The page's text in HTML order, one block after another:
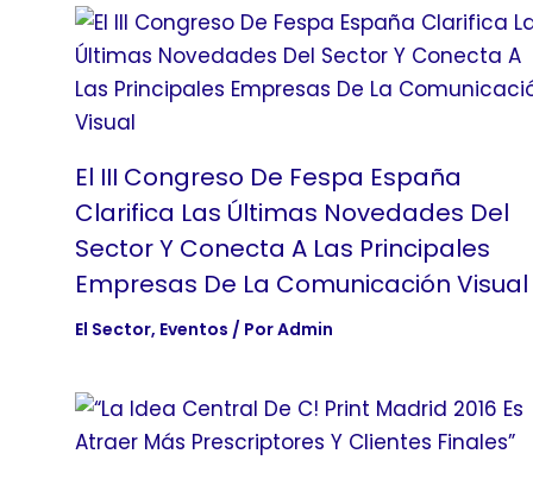
El III Congreso De Fespa España
Clarifica Las Últimas Novedades Del
Sector Y Conecta A Las Principales
Empresas De La Comunicación Visual
El Sector, Eventos / PorAdmin